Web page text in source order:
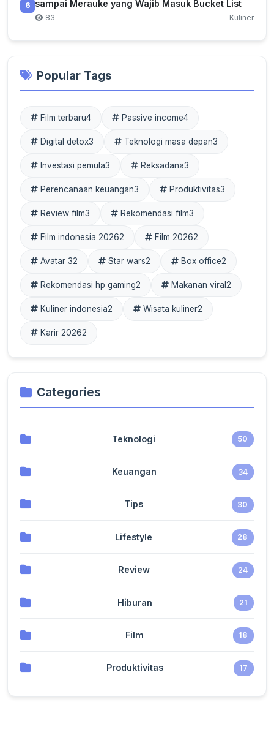
6 sampai Merauke yang Wajib Masuk Bucket List
83 Kuliner
Popular Tags
Film terbaru4 Passive income4
Digital detox3 Teknologi masa depan3
Investasi pemula3 Reksadana3
Perencanaan keuangan3 Produktivitas3
Review film3 Rekomendasi film3
Film indonesia 20262 Film 20262
Avatar 32 Star wars2 Box office2
Rekomendasi hp gaming2 Makanan viral 2
Kuliner indonesia2 Wisata kuliner2
Karir 20262
Categories
Teknologi 50
Keuangan 34
Tips 30
Lifestyle 28
Review 24
Hiburan 21
Film 18
Produktivitas 17